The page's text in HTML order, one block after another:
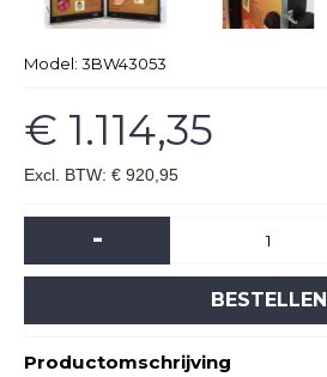
Model: 3BW43053
€ 1.114,35
Excl. BTW: € 920,95
-
BESTELLEN
Productomschrijving